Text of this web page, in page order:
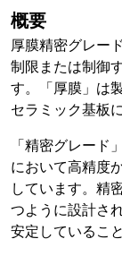
概要
厚膜精密グレー
制限または制御
す。「厚膜」は
セラミック基板
「精密グレード
において高精度
しています。精
つように設計さ
安定しているこ